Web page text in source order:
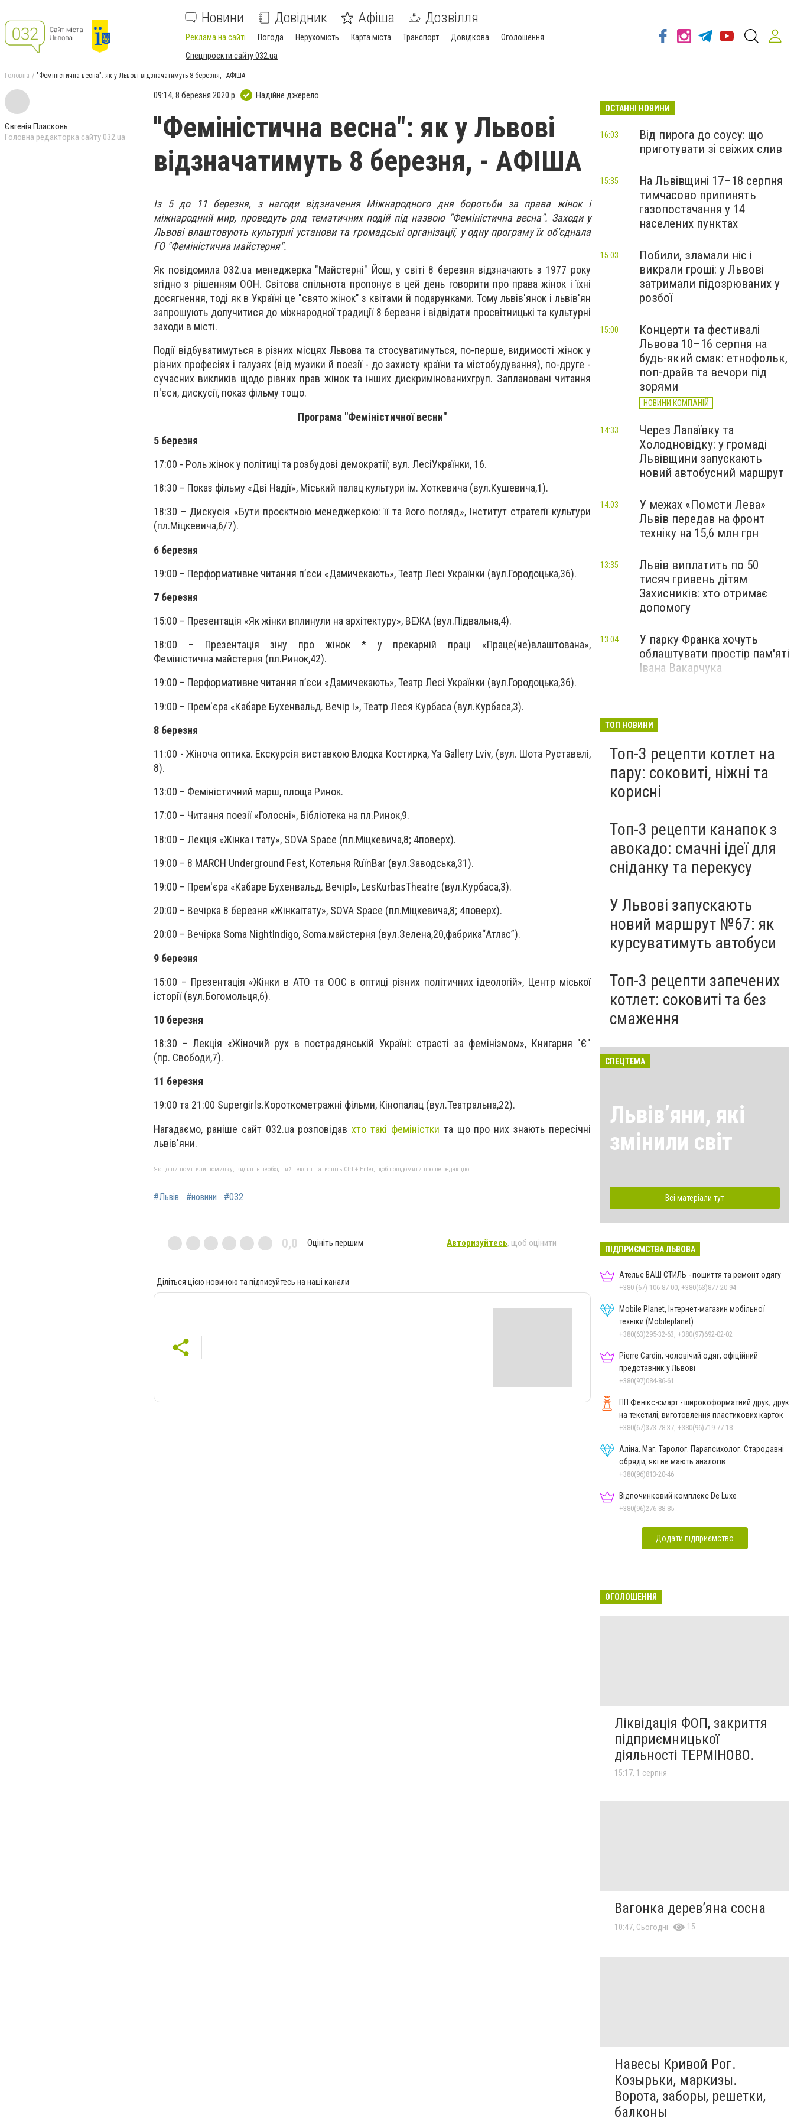
Новини Довідник Афіша Дозвілля
Реклама на сайті Погода Нерухомість Карта міста Транспорт Довідкова
Оголошення
Спецпроєкти сайту 032.ua
Головна "Феміністична весна": як у Львові відзначатимуть 8 березня, - АФІША
Євгенія Пласконь
Головна редакторка сайту 032.ua
09:14, 8 березня 2020 р. Надійне джерело
"Феміністична весна": як у Львові
відзначатимуть 8 березня, - АФІША
Із 5 до 11 березня, з нагоди відзначення Міжнародного дня боротьби за права жінок і
міжнародний мир, проведуть ряд тематичних подій під назвою "Феміністична весна". Заходи у
Львові влаштовують культурні установи та громадські організації, у одну програму їх об'єднала
ГО "Феміністична майстерня".
Як повідомила 032.ua менеджерка "Майстерні" Йош, у світі 8 березня відзначають з 1977 року
згідно з рішенням ООН. Світова спільнота пропонує в цей день говорити про права жінок і їхні
досягнення, тоді як в Україні це "свято жінок" з квітами й подарунками. Тому львів'янок і львів'ян
запрошують долучитися до міжнародної традиції 8 березня і відвідати просвітницькі та культурні
заходи в місті.
Події відбуватимуться в різних місцях Львова та стосуватимуться, по-перше, видимості жінок у
різних професіях і галузях (від музики й поезії - до захисту країни та містобудування), по-друге -
сучасних викликів щодо рівних прав жінок та інших дискримінованихгруп. Заплановані читання
п'єси, дискусії, показ фільму тощо.
Програма "Феміністичної весни"
5 березня
17:00 - Роль жінок у політиці та розбудові демократії; вул. ЛесіУкраїнки, 16.
18:30 – Показ фільму «Дві Надії», Міський палац культури ім. Хоткевича (вул.Кушевича,1).
18:30 – Дискусія «Бути проєктною менеджеркою: її та його погляд», Інститут стратегії культури
(пл.Міцкевича,6/7).
6 березня
19:00 – Перформативне читання п’єси «Дамичекають», Театр Лесі Українки (вул.Городоцька,36).
7 березня
15:00 – Презентація «Як жінки вплинули на архітектуру», ВЕЖА (вул.Підвальна,4).
18:00 – Презентація зіну про жінок * у прекарній праці «Праце(не)влаштована»,
Феміністична майстерня (пл.Ринок,42).
19:00 – Перформативне читання п’єси «Дамичекають», Театр Лесі Українки (вул.Городоцька,36).
19:00 – Прем'єра «Кабаре Бухенвальд. Вечір І», Театр Леся Курбаса (вул.Курбаса,3).
8 березня
11:00 - Жіноча оптика. Екскурсія виставкою Влодка Костирка, Ya Gallery Lviv, (вул. Шота Руставелі,
8).
13:00 – Феміністичний марш, площа Ринок.
17:00 – Читання поезії «Голосні», Бібліотека на пл.Ринок,9.
18:00 – Лекція «Жінка і тату», SOVA Space (пл.Міцкевича,8; 4поверх).
19:00 – 8 MARCH Underground Fest, Котельня RuїnBar (вул.Заводська,31).
19:00 – Прем'єра «Кабаре Бухенвальд. ВечірІ», LesKurbasTheatre (вул.Курбаса,3).
20:00 – Вечірка 8 березня «Жінкаітату», SOVA Space (пл.Міцкевича,8; 4поверх).
20:00 – Вечірка Soma NightIndigo, Soma.майстерня (вул.Зелена,20,фабрика“Атлас”).
9 березня
15:00 – Презентація «Жінки в АТО та ООС в оптиці різних політичних ідеологій», Центр міської
історії (вул.Богомольця,6).
10 березня
18:30 – Лекція «Жіночий рух в пострадянській Україні: страсті за фемінізмом», Книгарня "Є"
(пр. Свободи,7).
11 березня
19:00 та 21:00 Supergirls.Короткометражні фільми, Кінопалац (вул.Театральна,22).
Нагадаємо, раніше сайт 032.ua розповідавхто такі феміністки та що про них знають пересічні
львів'яни.
Якщо ви помітили помилку, виділіть необхідний текст і натисніть Ctrl + Enter, щоб повідомити про це редакцію
#Львів #новини #032
0,0 Оцініть першим Авторизуйтесь, щоб оцінити
Діліться цією новиною та підписуйтесь на наші канали
ОСТАННІ НОВИНИ
Від пирога до соусу: що
приготувати зі свіжих слив
16:03
На Львівщині 17–18 серпня
тимчасово припинять
газопостачання у 14
населених пунктах
15:35
Побили, зламали ніс і
викрали гроші: у Львові
затримали підозрюваних у
розбої
15:03
Концерти та фестивалі
Львова 10–16 серпня на
будь-який смак: етнофольк,
поп-драйв та вечори під
зорями
НОВИНИ КОМПАНІЙ
15:00
Через Лапаївку та
Холодновідку: у громаді
Львівщини запускають
новий автобусний маршрут
14:33
У межах «Помсти Лева»
Львів передав на фронт
техніку на 15,6 млн грн
14:03
Львів виплатить по 50
тисяч гривень дітям
Захисників: хто отримає
допомогу
13:35
У парку Франка хочуть
облаштувати простір пам'яті
Івана Вакарчука
13:04
ТОП НОВИНИ
Топ-3 рецепти котлет на
пару: соковиті, ніжні та
корисні
Топ-3 рецепти канапок з
авокадо: смачні ідеї для
сніданку та перекусу
У Львові запускають
новий маршрут №67: як
курсуватимуть автобуси
Топ-3 рецепти запечених
котлет: соковиті та без
смаження
СПЕЦТЕМА
Львівʼяни, які
змінили світ
Всі матеріали тут
ПІДПРИЄМСТВА ЛЬВОВА
Ательє ВАШ СТИЛЬ - пошиття та ремонт одягу
+380 (67) 106-87-00, +380(63)877-20-94
Mobile Planet, Інтернет-магазин мобільної
техніки (Mobileplanet)
+380(63)295-32-63, +380(97)692-02-02
Pierre Cardin, чоловічий одяг, офіційний
представник у Львові
+380(97)084-86-61
ПП Фенікс-смарт - широкоформатний друк, друк
на текстилі, виготовлення пластикових карток
+380(67)373-78-37, +380(96)719-77-18
Аліна. Маг. Таролог. Парапсихолог. Стародавні
обряди, які не мають аналогів
+380(96)813-20-46
Відпочинковий комплекс De Luxe
+380(96)276-88-85
Додати підприємство
ОГОЛОШЕННЯ
Ліквідація ФОП, закриття
підприємницької
діяльності ТЕРМІНОВО.
15:17, 1 серпня
Вагонка дерев’яна сосна
10:47, Сьогодні 15
Навесы Кривой Рог.
Козырьки, маркизы.
Ворота, заборы, решетки,
балконы